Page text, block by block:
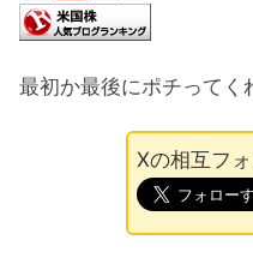
最初か最後にポチってく
Xの相互フ